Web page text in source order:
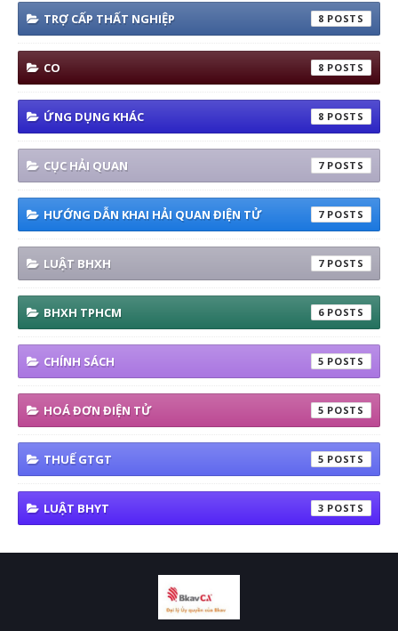
TRỢ CẤP THẤT NGHIỆP 8
CO 8
ỨNG DỤNG KHÁC 8
CỤC HẢI QUAN 7
HƯỚNG DẪN KHAI HẢI QUAN ĐIỆN TỬ 7
LUẬT BHXH 7
BHXH TPHCM 6
CHÍNH SÁCH 5
HOÁ ĐƠN ĐIỆN TỬ 5
THUẾ GTGT 5
LUẬT BHYT 3